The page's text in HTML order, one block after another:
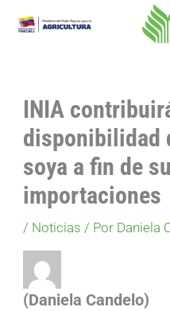
INIA
disponibilidad
soya a fin de
importaciones
/ Noticias / Por Daniela
(Daniela Candelo)